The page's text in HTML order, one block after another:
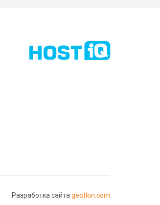
Разработка сайта geotlon.com